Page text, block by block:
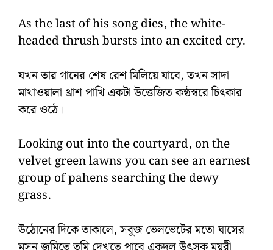
As the last of his song dies, the white-
headed thrush bursts into an excited cry.
যখন তার গানের শেষ রেশ মিলিয়ে যাবে, তখন সাদা
মাথাওয়ালা থ্রাশ পাখি একটা উত্তেজিত কন্ঠস্বরে চিৎকার
করে ওঠে।
Looking out into the courtyard, on the
velvet green lawns you can see an earnest
group of pahens searching the dewy
grass.
উঠোনের দিকে তাকালে, সবুজ ভেলভেটের মতো ঘাসের